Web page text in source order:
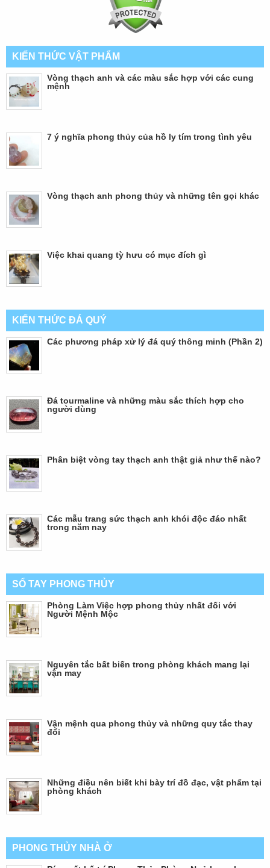
KIẾN THỨC VẬT PHẨM
Vòng thạch anh và các màu sắc hợp với các cung
mệnh
7 ý nghĩa phong thủy của hồ ly tím trong tình yêu
Vòng thạch anh phong thủy và những tên gọi khác
Việc khai quang tỳ hưu có mục đích gì
KIẾN THỨC ĐÁ QUÝ
Các phương pháp xử lý đá quý thông minh (Phần 2)
Đá tourmaline và những màu sắc thích hợp cho
người dùng
Phân biệt vòng tay thạch anh thật giả như thế nào?
Các mẫu trang sức thạch anh khói độc đáo nhất
trong năm nay
SỔ TAY PHONG THỦY
Phòng Làm Việc hợp phong thủy nhất đối với
Người Mệnh Mộc
Nguyên tắc bất biến trong phòng khách mang lại
vận may
Vận mệnh qua phong thủy và những quy tắc thay
đổi
Những điều nên biết khi bày trí đồ đạc, vật phẩm tại
phòng khách
PHONG THỦY NHÀ Ở